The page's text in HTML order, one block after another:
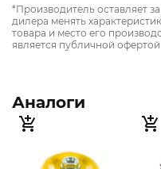
*Производитель оставляет
дилера менять
товара и место его
является публичной офертой
Аналоги